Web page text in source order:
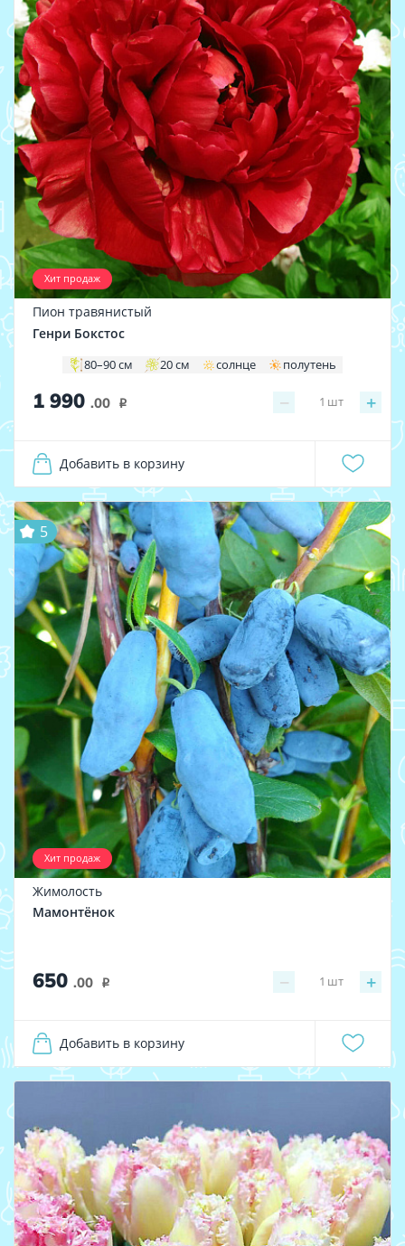
Хит продаж
Пион травянистый
Генри Бокстос
80–90 см 20 см солнце полутень
1 990 .00 i − +
1 шт
Добавить в корзину
Хит продаж
5
Жимолость
Мамонтёнок
650 .00 i − +
1 шт
Добавить в корзину